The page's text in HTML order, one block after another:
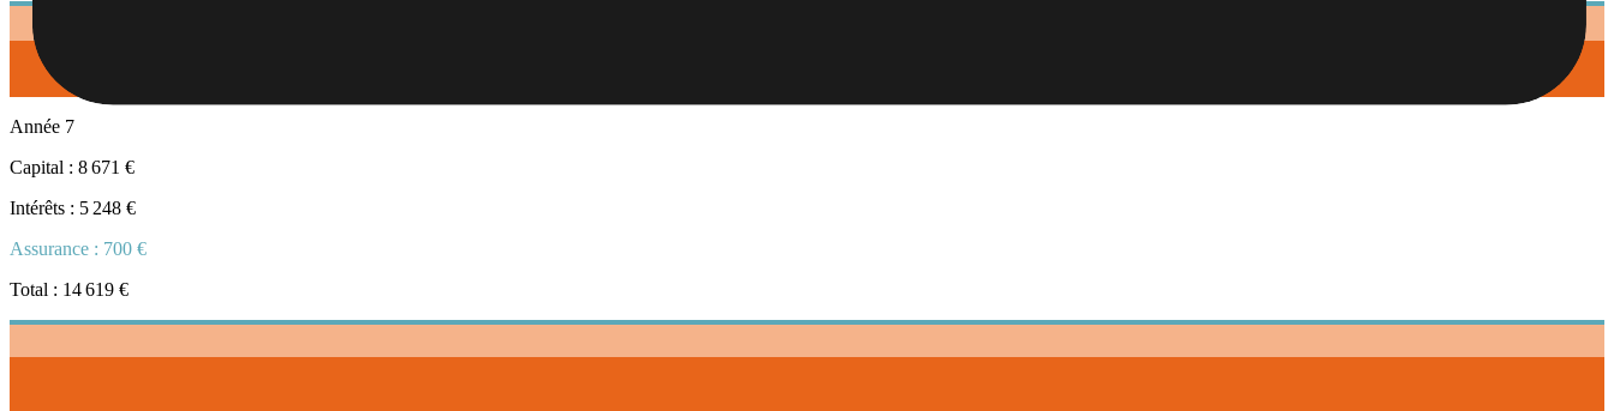
Année 7
Capital : 8 671 €
Intérêts : 5 248 €
Assurance : 700 €
Total : 14 619 €